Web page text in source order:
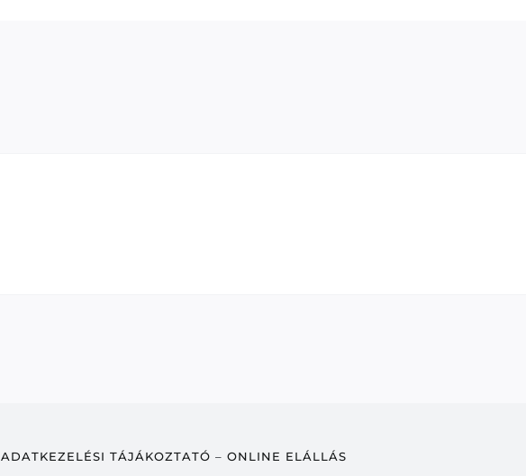
ADATKEZELÉSI TÁJÁKOZTATÓ – ONLINE ELÁLLÁS